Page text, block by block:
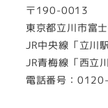
〒190-0013
東京都立川市富
JR中央線「立川
JR青梅線「西立
電話番号：